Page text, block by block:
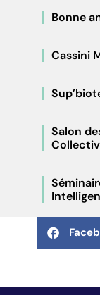
Bonne
Cassini
Salon